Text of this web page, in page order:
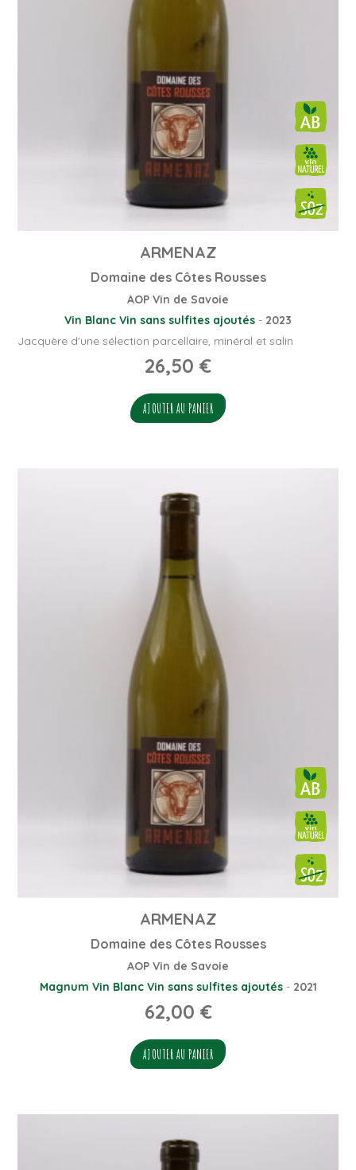
ARMENAZ
Domaine des Côtes Rousses
AOP Vin de Savoie
Vin Blanc Vin sans sulfites ajoutés - 2023
Jacquère d'une sélection parcellaire, minéral et salin
26,50 €
AJOUTER AU PANIER
ARMENAZ
Domaine des Côtes Rousses
AOP Vin de Savoie
Magnum Vin Blanc Vin sans sulfites ajoutés- 2021
62,00 €
AJOUTER AU PANIER